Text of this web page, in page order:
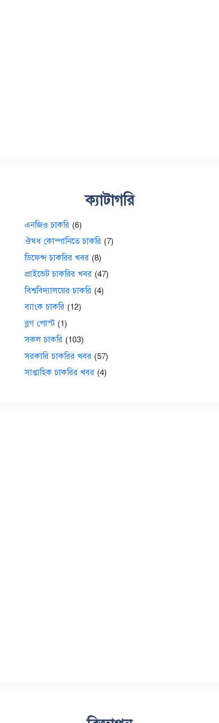
ক্যাটাগরি
এনজিও চাকরি (6)
ঔষধ কোম্পানিতে চাকরি (7)
ডিফেন্স চাকরির খবর (8)
প্রাইভেট চাকরির খবর (47)
বিশ্ববিদ্যালয়ের চাকরি (4)
ব্যাংক চাকরি (12)
ব্লগ পোস্ট(1)
সকল চাকরি (103)
সরকারি চাকরির খবর (57)
সাপ্তাহিক চাকরির খবর (4)